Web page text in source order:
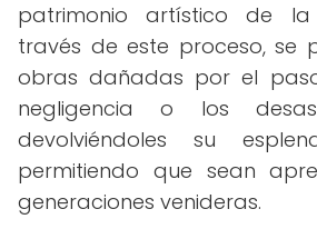
patrimonio artístico de la
través de este proceso, se
obras dañadas por el
negligencia o los
devolviéndoles su
permitiendo que sean
generaciones venideras.